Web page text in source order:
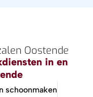
Oostende
in en
schoonmaken